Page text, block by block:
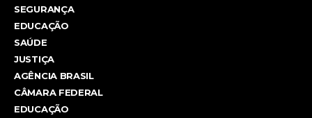
SEGURANÇA
EDUCAÇÃO
SAÚDE
JUSTIÇA
AGÊNCIA BRASIL
CÂMARA FEDERAL
EDUCAÇÃO